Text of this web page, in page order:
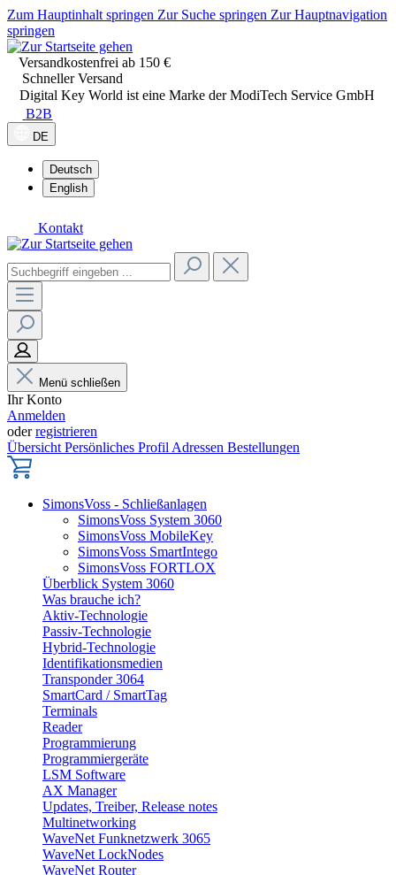
Zum Hauptinhalt springen Zur Suche springen Zur Hauptnavigation
springen
Versandkostenfrei ab 150 €
Schneller Versand
Digital Key World ist eine Marke der ModiTech Service GmbH
B2B
DE
Deutsch
English
Kontakt
Menü schließen
Ihr Konto
Anmelden
oderregistrieren
Übersicht Persönliches Profil Adressen Bestellungen
SimonsVoss - Schließanlagen
SimonsVoss System 3060
SimonsVoss MobileKey
SimonsVoss SmartIntego
SimonsVoss FORTLOX
Überblick System 3060
Was brauche ich?
Aktiv-Technologie
Passiv-Technologie
Hybrid-Technologie
Identifikationsmedien
Transponder 3064
SmartCard / SmartTag
Terminals
Reader
Programmierung
Programmiergeräte
LSM Software
AX Manager
Updates, Treiber, Release notes
Multinetworking
WaveNet Funknetzwerk 3065
WaveNet LockNodes
WaveNet Router